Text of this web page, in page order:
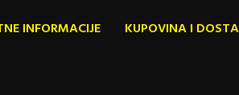
INFORMACIJE KUPOVINA I